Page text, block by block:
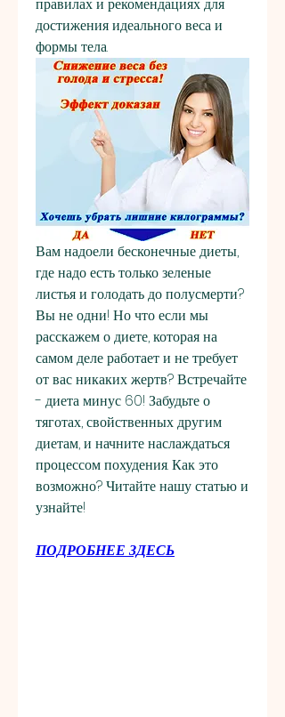
достижения идеального веса и
формы тела.
Вам надоели бесконечные диеты,
где надо есть только зеленые
листья и голодать до полусмерти?
Вы не одни! Но что если мы
расскажем о диете, которая на
самом деле работает и не требует
от вас никаких жертв? Встречайте
- диета минус 60! Забудьте о
тяготах, свойственных другим
диетам, и начните наслаждаться
процессом похудения. Как это
возможно? Читайте нашу статью и
узнайте!
ПОДРОБНЕЕ ЗДЕСЬ